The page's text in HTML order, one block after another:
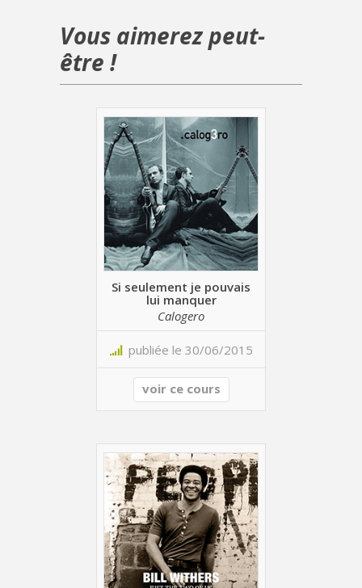
Vous aimerez peut-
être !
Si seulement je pouvais
lui manquer
Calogero
publiée le 30/06/2015
voir ce cours